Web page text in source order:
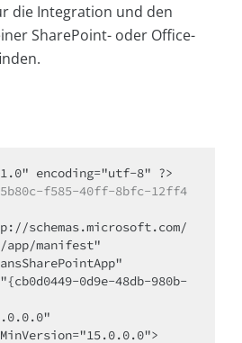
die Integration und den
SharePoint- oder Office-
f585-40ff-8bfc-12ff4
schemas.microsoft.com/
app/manifest"